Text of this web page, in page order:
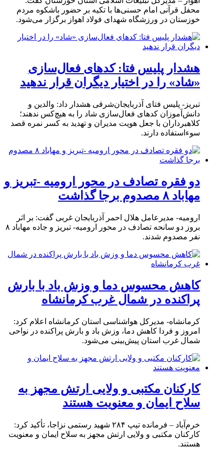
محفل قرآنی امام حسنی‌ها با تکیه بر حضور باشکوه مردم
خوزستان در ورزشگاه شهدای فولاد اهواز برگزار می‌شود.
هشدار پلیس فتا: کدهای فعال‌سازی
«شاد» را در اختیار دیگران قرار ندهید
تبریز- پلیس فتای آذربایجان‌شرقی هشدار داد: والدین و
دانش‌آموزان کدهای فعال‌سازی شاد را به هیچ‌کس ندهند؛
کلاهبرداران با جعل هویت مدیران و تهدید به کسر نمره قصد
سوءاستفاده دارند.
دو فقره تصادف در محور ارومیه -تبریز و
مهاباد ۸ مصدوم برجا گذاشت
ارومیه- مدیرعامل هلال احمر آذربایجان غربی گفت: بر اثر
بروز دو سانحه تصادف در محور ارومیه- تبریز و جاده مهاباد ۸
نفر مصدوم شدند.
کاهش محسوس دما و وزش باد با بارش
پراکنده در شمال غرب کرمانشاه
کرمانشاه- مدیرکل هواشناسی استان کرمانشاه اعلام کرد:
امروز و فردا کاهش دما، وزش باد و بارش پراکنده در نواحی
شمال غرب استان پیش‌بینی می‌شود.
کارکنان مکتبی و ولایی ارتش مجهز به
سلاح ایمان و معنویت هستند
خرم‌آباد – فرمانده تیپ ۲۸۴ شهید رستمی نزاجا، تأکید کرد:
کارکنان مکتبی و ولایی ارتش مجهز به سلاح ایمان و معنویت
هستند.